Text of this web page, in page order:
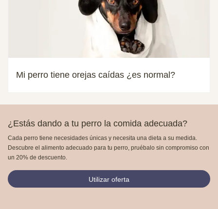
Mi perro tiene orejas caídas ¿es normal?
¿Estás dando a tu perro la comida adecuada?
Cada perro tiene necesidades únicas y necesita una dieta a su medida.
Descubre el alimento adecuado para tu perro, pruébalo sin compromiso con
un 20% de descuento.
Utilizar oferta